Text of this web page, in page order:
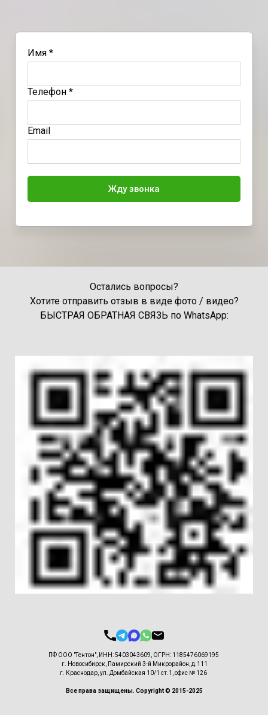
Имя *
Телефон *
Email
Жду звонка
Остались вопросы?
Хотите отправить отзыв в виде фото / видео?
БЫСТРАЯ ОБРАТНАЯ СВЯЗЬ по WhatsApp:
ПФ ООО "Тентон", ИНН: 5403043609, ОГРН: 1185476069195
г. Новосибирск, Памирский 3-й Микрорайон, д.111
г. Краснодар, ул. Домбайская 10/1 ст.1, офис № 126
Все права защищены. Copyright © 2015-2025